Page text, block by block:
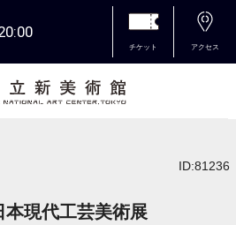
チケット アクセス
ID:81236
本現代工芸美術展